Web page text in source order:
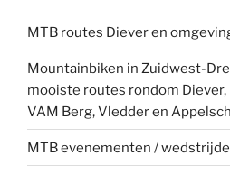
MTB routes Diever en
Mountainbiken in Zuidwest-
mooiste routes rondom Diever,
VAM Berg, Vledder en
MTB evenementen /